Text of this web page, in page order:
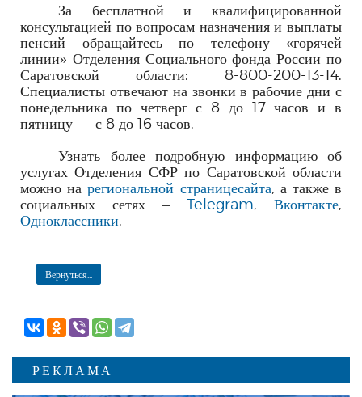
За бесплатной и квалифицированной
консультацией по вопросам назначения и выплаты
пенсий обращайтесь по телефону «горячей
линии» Отделения Социального фонда России по
Саратовской области: 8-800-200-13-14.
Специалисты отвечают на звонки в рабочие дни с
понедельника по четверг с 8 до 17 часов и в
пятницу — с 8 до 16 часов.
Узнать более подробную информацию об
услугах Отделения СФР по Саратовской области
можно нарегиональной страницесайта , а также в
социальных сетях –
Telegram Вконтакте
Одноклассники
Вернуться...
РЕКЛАМА